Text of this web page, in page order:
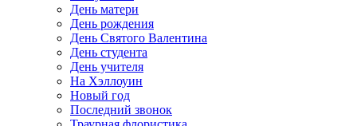
День матери
День рождения
День Святого Валентина
День студента
День учителя
На Хэллоуин
Новый год
Последний звонок